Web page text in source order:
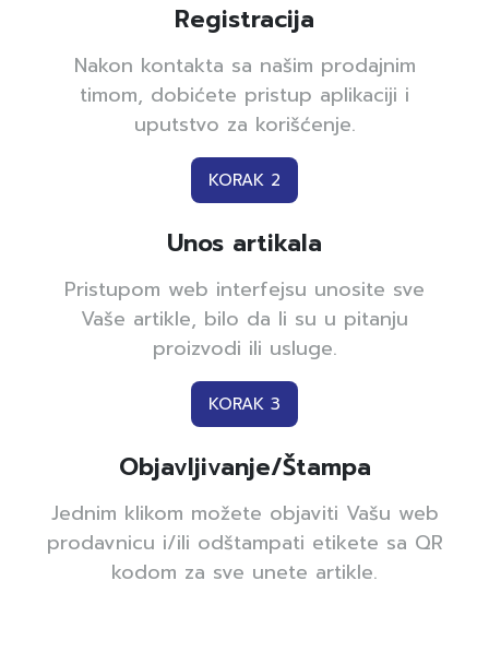
Registracija
Nakon kontakta sa našim prodajnim
timom, dobićete pristup aplikaciji i
uputstvo za korišćenje.
KORAK 2
Unos artikala
Pristupom web interfejsu unosite sve
Vaše artikle, bilo da li su u pitanju
proizvodi ili usluge.
KORAK 3
Objavljivanje/Štampa
Jednim klikom možete objaviti Vašu web
prodavnicu i/ili odštampati etikete sa QR
kodom za sve unete artikle.